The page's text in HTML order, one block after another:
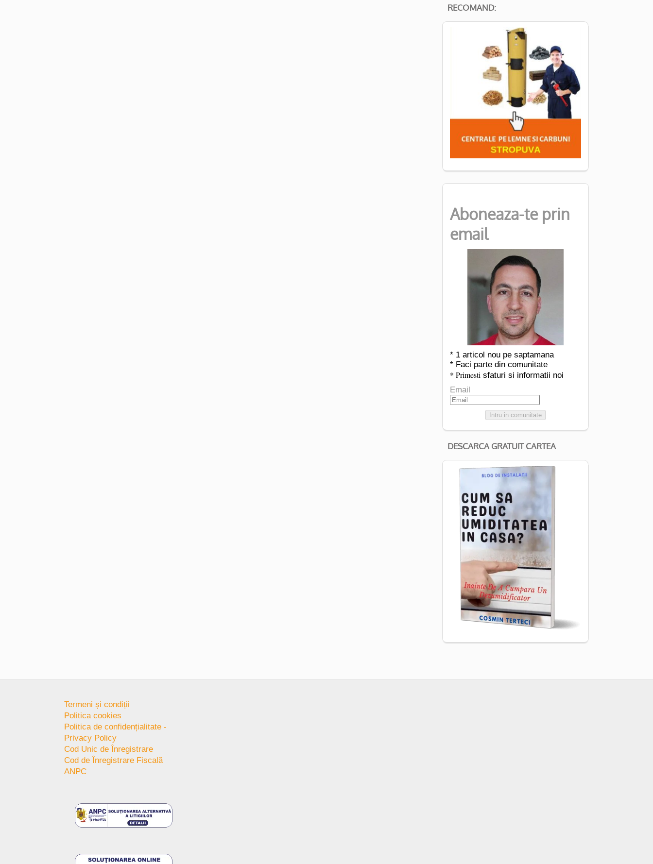
RECOMAND:
Aboneaza-te prin
email
* 1 articol nou pe saptamana
* Faci parte din comunitate
* Primestisfaturi si informatii noi
Email
Intru in comunitate
DESCARCA GRATUIT CARTEA
Termeni și condiții
Politica cookies
Politica de confidențialitate -
Privacy Policy
Cod Unic de Înregistrare
Cod de Înregistrare Fiscală
ANPC